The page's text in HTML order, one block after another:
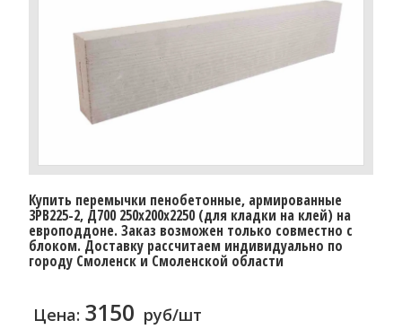
Купить перемычки пенобетонные, армированные
3PB225-2, Д700 250х200х2250 (для кладки на клей) на
европоддоне. Заказ возможен только совместно с
блоком. Доставку рассчитаем индивидуально по
городу Смоленск и Смоленской области
Цена: 3150 руб/шт